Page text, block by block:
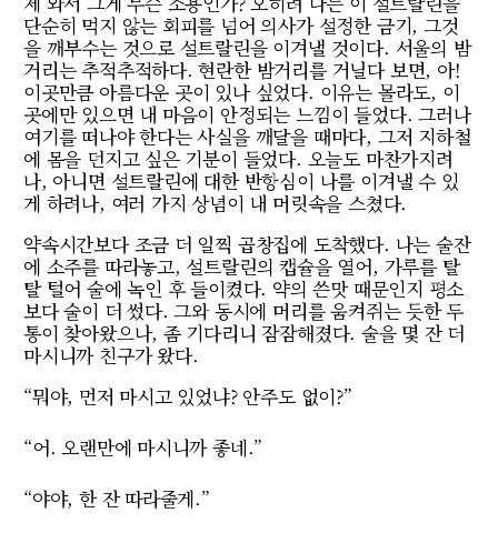
단순히 먹지 않는 회피를 넘어 의사가 설정한 금기, 그것
을 깨부수는 것으로 설트랄린을 이겨낼 것이다. 서울의 밤
거리는 추적추적하다. 현란한 밤거리를 거닐다 보면, 아!
이곳만큼 아름다운 곳이 있나 싶었다. 이유는 몰라도, 이
곳에만 있으면 내 마음이 안정되는 느낌이 들었다. 그러나
여기를 떠나야 한다는 사실을 깨달을 때마다, 그저 지하철
에 몸을 던지고 싶은 기분이 들었다. 오늘도 마찬가지려
나, 아니면 설트랄린에 대한 반항심이 나를 이겨낼 수 있
게 하려나, 여러 가지 상념이 내 머릿속을 스쳤다.
약속시간보다 조금 더 일찍 곱창집에 도착했다. 나는 술잔
에 소주를 따라놓고, 설트랄린의 캡슐을 열어, 가루를 탈
탈 털어 술에 녹인 후 들이켰다. 약의 쓴맛 때문인지 평소
보다 술이 더 썼다. 그와 동시에 머리를 움켜쥐는 듯한 두
통이 찾아왔으나, 좀 기다리니 잠잠해졌다. 술을 몇 잔 더
마시니까 친구가 왔다.
“뭐야, 먼저 마시고 있었냐? 안주도 없이?”
“어. 오랜만에 마시니까 좋네.”
“야야, 한 잔 따라줄게.”